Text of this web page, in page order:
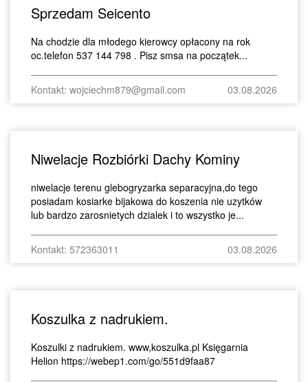
Sprzedam Seicento
Na chodzie dla młodego kierowcy opłacony na rok
oc.telefon 537 144 798 . Pisz smsa na początek...
Kontakt: wojciechm879@gmail.com 03.08.2026
Niwelacje Rozbiórki Dachy Kominy
niwelacje terenu glebogryzarka separacyjna,do tego
posiadam kosiarke bijakowa do koszenia nie uzytków
lub bardzo zarosnietych dzialek i to wszystko je...
Kontakt: 572363011 03.08.2026
Koszulka z nadrukiem.
Koszulki z nadrukiem. www,koszulka.pl Księgarnia
Helion https://webep1.com/go/551d9faa87